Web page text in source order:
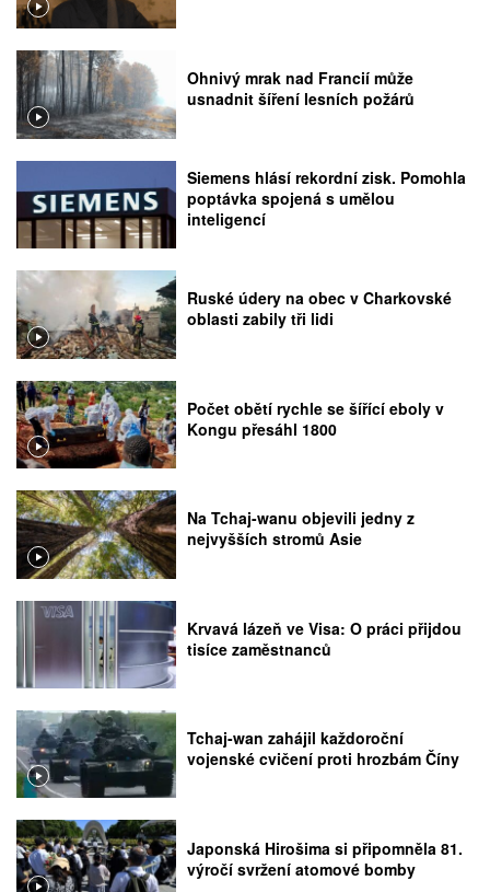
Ohnivý mrak nad Francií může
usnadnit šíření lesních požárů
Siemens hlásí rekordní zisk. Pomohla
poptávka spojená s umělou
inteligencí
Ruské údery na obec v Charkovské
oblasti zabily tři lidi
Počet obětí rychle se šířící eboly v
Kongu přesáhl 1800
Na Tchaj-wanu objevili jedny z
nejvyšších stromů Asie
Krvavá lázeň ve Visa: O práci přijdou
tisíce zaměstnanců
Tchaj-wan zahájil každoroční
vojenské cvičení proti hrozbám Číny
Japonská Hirošima si připomněla 81.
výročí svržení atomové bomby